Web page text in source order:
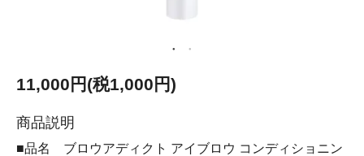
11,000円(税1,000円)
商品説明
■品名 ブロウアディクト アイブロウ コンディショニン